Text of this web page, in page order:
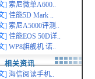
] 索尼微单A600..
] 佳能5D Mark ..
] 索尼A5000评测..
] 佳能EOS 50D详..
] WP8旗舰机 诺..
相关资讯
] 海信阅读手机..